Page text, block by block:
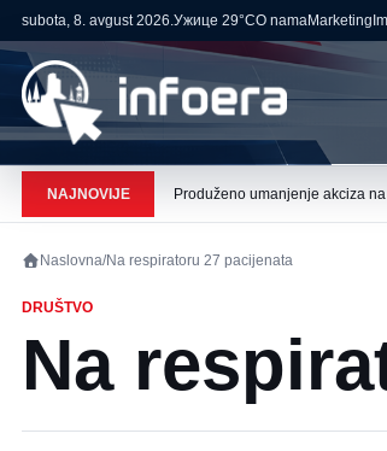
subota, 8. avgust 2026.Ужице 29°CO namaMarketing
NAJNOVIJE Produženo umanjenje akciza
Naslovna/Na respiratoru 27 pacijenata
DRUŠTVO
Na